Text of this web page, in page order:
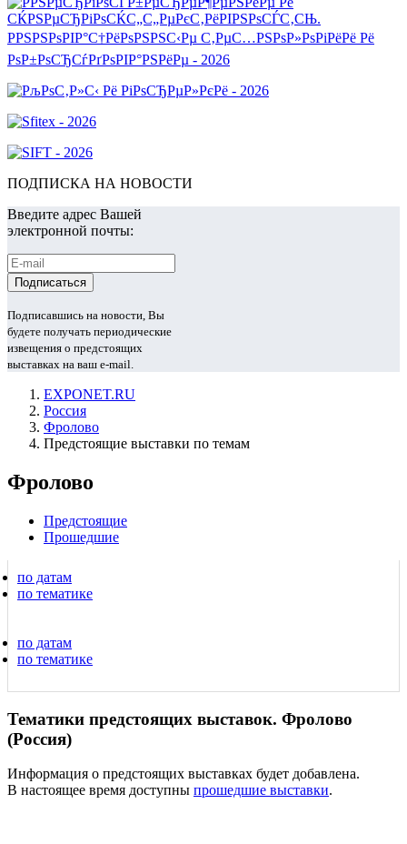
ПОДПИСКА НА НОВОСТИ
Введите адрес Вашей
электронной почты:
Подписавшись на новости, Вы
будете получать периодические
извещения о предстоящих
выставках на ваш e-mail.
EXPONET.RU
Россия
Фролово
Предстоящие выставки по темам
Фролово
Предстоящие
Прошедшие
по датам
по тематике
по датам
по тематике
Тематики предстоящих выставок. Фролово
(Россия)
Информация о предстоящих выставках будет добавлена.
В настоящее время доступны прошедшие выставки.